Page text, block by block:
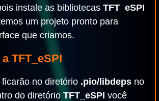
instale as bibliotecas TFT_eSPI
um projeto pronto para
que criamos.
TFT_eSPI
no diretório .pio/libdeps no
do diretório TFT_eSPI você